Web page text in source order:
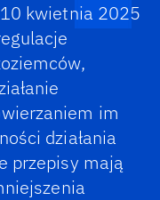
kwietnia 2025
im
działania
przepisy mają